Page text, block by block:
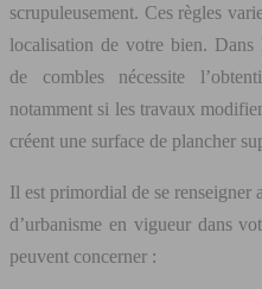
scrupuleusement. Ces règles
localisation de votre bien. Dans
de combles nécessite
notamment si les travaux
créent une surface de plancher
Il est primordial de se renseigner
d’urbanisme en vigueur dans
peuvent concerner :